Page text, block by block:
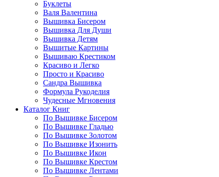
Буклеты
Валя Валентина
Вышивка Бисером
Вышивка Для Души
Вышивка Детям
Вышитые Картины
Вышиваю Крестиком
Красиво и Легко
Просто и Красиво
Сандра Вышивка
Формула Рукоделия
Чудесные Мгновения
Каталог Книг
По Вышивке Бисером
По Вышивке Гладью
По Вышивке Золотом
По Вышивке Изонить
По Вышивке Икон
По Вышивке Крестом
По Вышивке Лентами